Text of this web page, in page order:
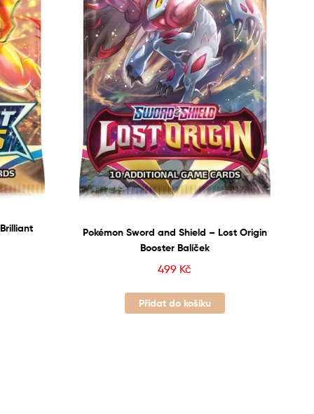
Pokémon Sword and Shield – Lost Origin
Booster Balíček
499 Kč
Přidat do košíku